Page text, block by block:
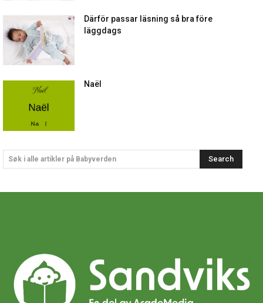
Därför passar läsning så bra före
läggdags
Naël
Søk i alle artikler på Babyverden Search